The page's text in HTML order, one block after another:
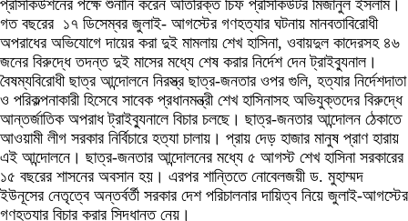
প্রসিকিউশনের পক্ষে শুনানি করেন অতিরিক্ত চিফ প্রসিকিউটর মিজানুল ইসলাম।
গত বছরের ১৭ ডিসেম্বর জুলাই- আগস্টের গণহত্যার ঘটনায় মানবতাবিরোধী
অপরাধের অভিযোগে দায়ের করা দুই মামলায় শেখ হাসিনা, ওবায়দুল কাদেরসহ ৪৬
জনের বিরুদ্ধে তদন্ত দুই মাসের মধ্যে শেষ করার নির্দেশ দেন ট্রাইব্যুনাল।
বৈষম্যবিরোধী ছাত্র আন্দোলনে নিরস্ত্র ছাত্র-জনতার ওপর গুলি, হত্যার নির্দেশদাতা
ও পরিকল্পনাকারী হিসেবে সাবেক প্রধানমন্ত্রী শেখ হাসিনাসহ অভিযুক্তদের বিরুদ্ধে
আন্তর্জাতিক অপরাধ ট্রাইব্যুনালে বিচার চলছে। ছাত্র-জনতার আন্দোলন ঠেকাতে
আওয়ামী লীগ সরকার নির্বিচারে হত্যা চালায়। প্রায় দেড় হাজার মানুষ প্রাণ হারায়
এই আন্দোলনে। ছাত্র-জনতার আন্দোলনের মধ্যে ৫ আগস্ট শেখ হাসিনা সরকারের
১৫ বছরের শাসনের অবসান হয়। এরপর শান্তিতে নোবেলজয়ী ড. মুহাম্মদ
ইউনূসের নেতৃত্বে অন্তর্বর্তী সরকার দেশ পরিচালনার দায়িত্ব নিয়ে জুলাই-আগস্টের
গণহত্যার বিচার করার সিদ্ধান্ত নেয়।